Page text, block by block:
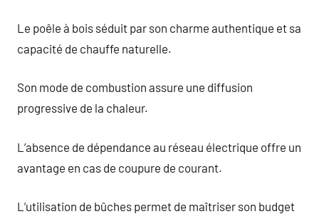
Le poêle à bois séduit par son charme authentique et sa
capacité de chauffe naturelle.
Son mode de combustion assure une diffusion
progressive de la chaleur.
L’absence de dépendance au réseau électrique offre un
avantage en cas de coupure de courant.
L’utilisation de bûches permet de maîtriser son budget